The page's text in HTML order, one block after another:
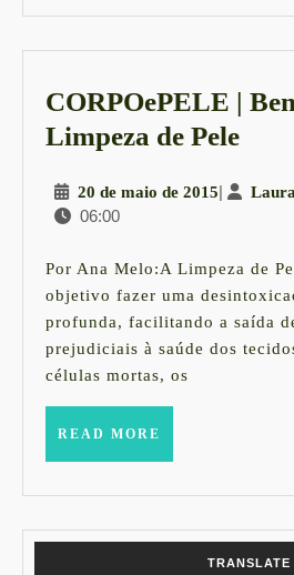
CORPOePELE |
Limpeza de Pele
de
Pele
20 de maio de 201520
de
2015
|
06:00
Por Ana Melo:A Limpeza de
objetivo fazer uma
profunda, facilitando a saída
prejudiciais à saúde dos
células mortas, os
READ MORE
TRANSLATE